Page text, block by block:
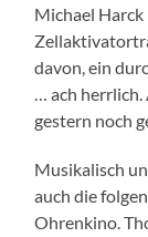
Michael
davon, ein
… ach herrlich.
gestern noch
Musikalisch
auch die
Ohrenkino.